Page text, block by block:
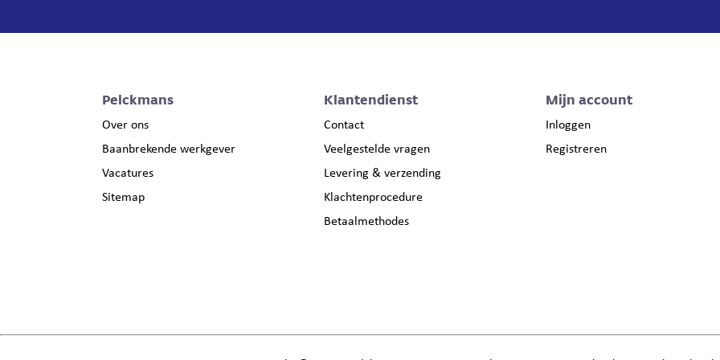
Pelckmans
Over ons
Baanbrekende werkgever
Vacatures
Sitemap
Klantendienst
Contact
Veelgestelde vragen
Levering & verzending
Klachtenprocedure
Betaalmethodes
Mijn account
Inloggen
Registreren